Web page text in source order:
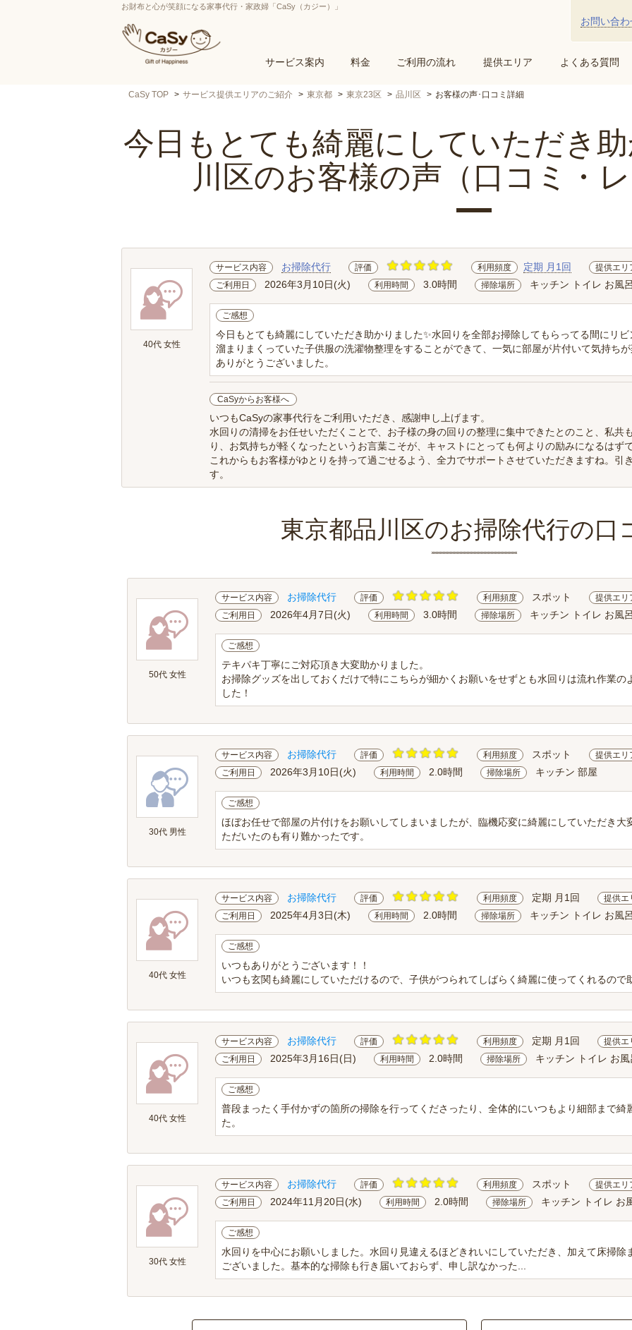
お財布と心が笑顔になる家事代行・家政婦「CaSy（カジー）」
サービス案内 料金 ご利用の流れ 提供エリア よくある質問
お問い合わ
CaSy TOP サービス提供エリアのご紹介 東京都 東京23区 品川区 お客様の声･口コミ詳細
今日もとても綺麗にしていただき
川区のお客様の声（口コミ・レ
40代 女性
サービス内容 お掃除代行 評価 利用頻度 定期 月1回 提供エリ
ご利用日 2026年3月10日(火) 利用時間 3.0時間 掃除場所 キッチン トイレ お風
ご感想
今日もとても綺麗にしていただき助かりました✨水回りを全部お掃除してもらってる間にリ
溜まりまくっていた子供服の洗濯物整理をすることができて、一気に部屋が片付いて気持ちが
ありがとうございました。
CaSyからお客様へ
いつもCaSyの家事代行をご利用いただき、感謝申し上げます。
水回りの清掃をお任せいただくことで、お子様の身の回りの整理に集中できたとのこと、私共
り、お気持ちが軽くなったというお言葉こそが、キャストにとっても何よりの励みになるはずで
これからもお客様がゆとりを持って過ごせるよう、全力でサポートさせていただきますね。引
す。
東京都品川区のお掃除代行の口
50代 女性
サービス内容 お掃除代行 評価 利用頻度 スポット 提供エリ
ご利用日 2026年4月7日(火) 利用時間 3.0時間 掃除場所 キッチン トイレ お風
ご感想
テキパキ丁寧にご対応頂き大変助かりました。
お掃除グッズを出しておくだけで特にこちらが細かくお願いをせずとも水回りは流れ作業の
した！
30代 男性
サービス内容 お掃除代行 評価 利用頻度 スポット 提供エリ
ご利用日 2026年3月10日(火) 利用時間 2.0時間 掃除場所 キッチン 部屋
ご感想
ほぼお任せで部屋の片付けをお願いしてしまいましたが、臨機応変に綺麗にしていただき
ただいたのも有り難かったです。
40代 女性
サービス内容 お掃除代行 評価 利用頻度 定期 月1回 提供エ
ご利用日 2025年4月3日(木) 利用時間 2.0時間 掃除場所 キッチン トイレ お風
ご感想
いつもありがとうございます！！
いつも玄関も綺麗にしていただけるので、子供がつられてしばらく綺麗に使ってくれるので
40代 女性
サービス内容 お掃除代行 評価 利用頻度 定期 月1回 提供エ
ご利用日 2025年3月16日(日) 利用時間 2.0時間 掃除場所 キッチン トイレ お
ご感想
普段まったく手付かずの箇所の掃除を行ってくださったり、全体的にいつもより細部まで綺
た。
30代 女性
サービス内容 お掃除代行 評価 利用頻度 スポット 提供エリ
ご利用日 2024年11月20日(水) 利用時間 2.0時間 掃除場所 キッチン トイレ お
ご感想
水回りを中心にお願いしました。水回り見違えるほどきれいにしていただき、加えて床掃除
ございました。基本的な掃除も行き届いておらず、申し訳なかった...